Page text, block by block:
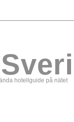
hotellguide på nätet